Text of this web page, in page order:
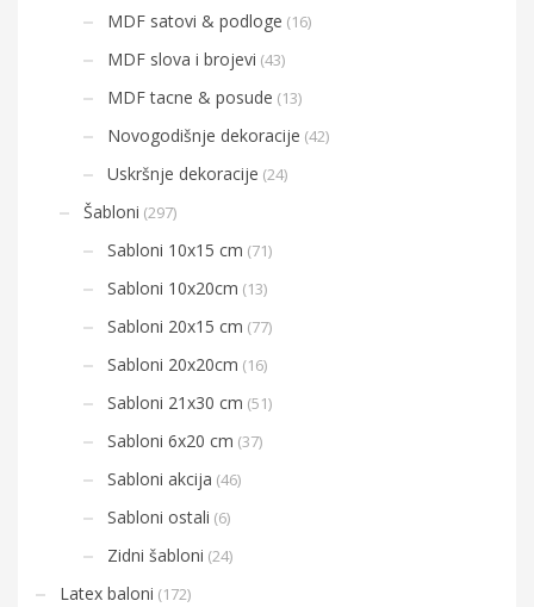
MDF satovi & podloge (16)
MDF slova i brojevi (43)
MDF tacne & posude (13)
Novogodišnje dekoracije (42)
Uskršnje dekoracije (24)
Šabloni (297)
Sabloni 10x15 cm (71)
Sabloni 10x20cm (13)
Sabloni 20x15 cm (77)
Sabloni 20x20cm (16)
Sabloni 21x30 cm (51)
Sabloni 6x20 cm (37)
Sabloni akcija (46)
Sabloni ostali (6)
Zidni šabloni (24)
Latex baloni (172)